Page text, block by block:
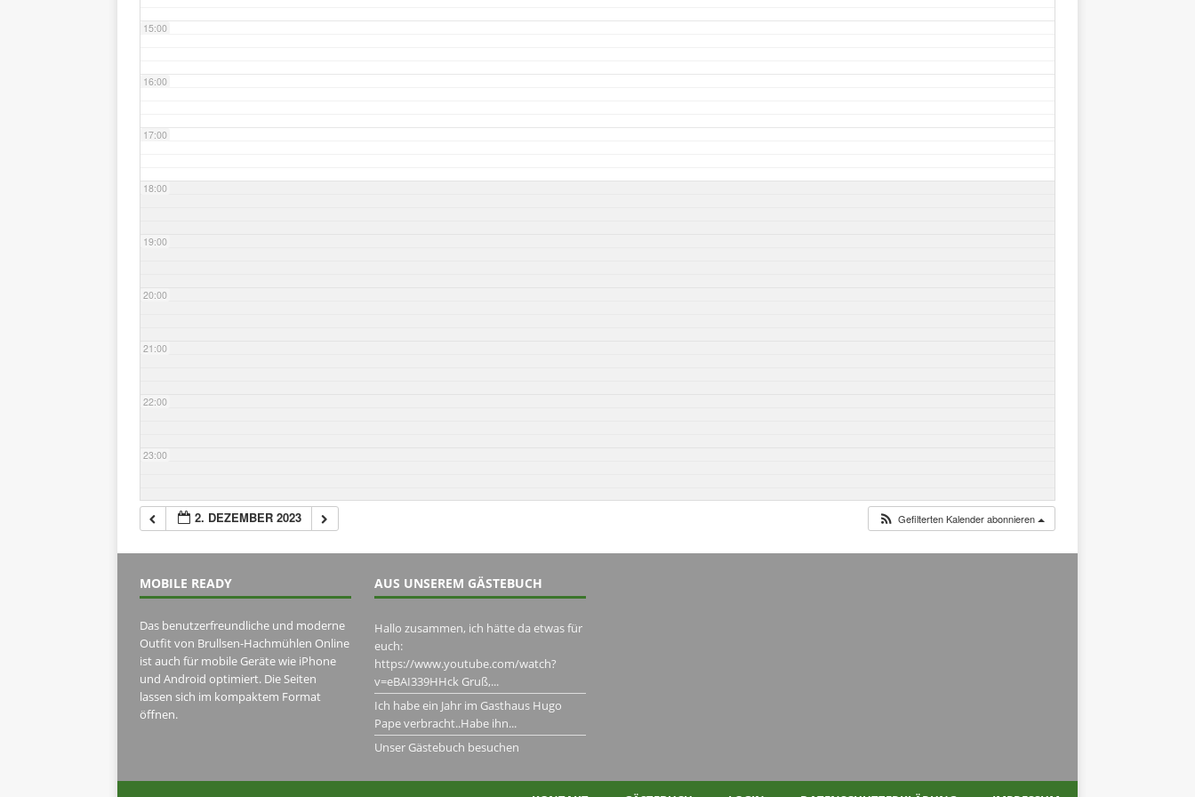
15:00
16:00
17:00
18:00
19:00
20:00
21:00
22:00
23:00
2. DEZEMBER 2023 Gefilterten Kalender abonnieren
MOBILE READY
Das benutzerfreundliche und moderne
Outfit von Brullsen-Hachmühlen Online
ist auch für mobile Geräte wie iPhone
und Android optimiert. Die Seiten
lassen sich im kompaktem Format
öffnen.
AUS UNSEREM GÄSTEBUCH
Hallo zusammen, ich hätte da etwas für
euch:
https://www.youtube.com/watch?
v=eBAI339HHck Gruß,...
Ich habe ein Jahr im Gasthaus Hugo
Pape verbracht..Habe ihn...
Unser Gästebuch besuchen